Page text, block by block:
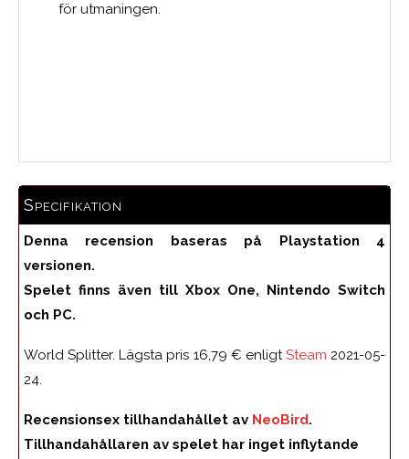
för utmaningen.
Specifikation
Denna recension baseras på Playstation 4
versionen.
Spelet finns även till Xbox One, Nintendo Switch
och PC.
World Splitter. Lägsta pris 16,79 € enligtSteam 2021-05-
24.
Recensionsex tillhandahållet av NeoBird.
Tillhandahållaren av spelet har inget inflytande